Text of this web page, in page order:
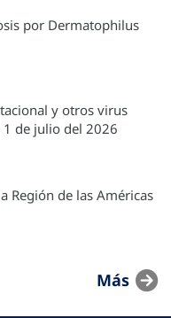
por Dermatophilus
y otros virus
de julio del 2026
Región de las Américas
Más